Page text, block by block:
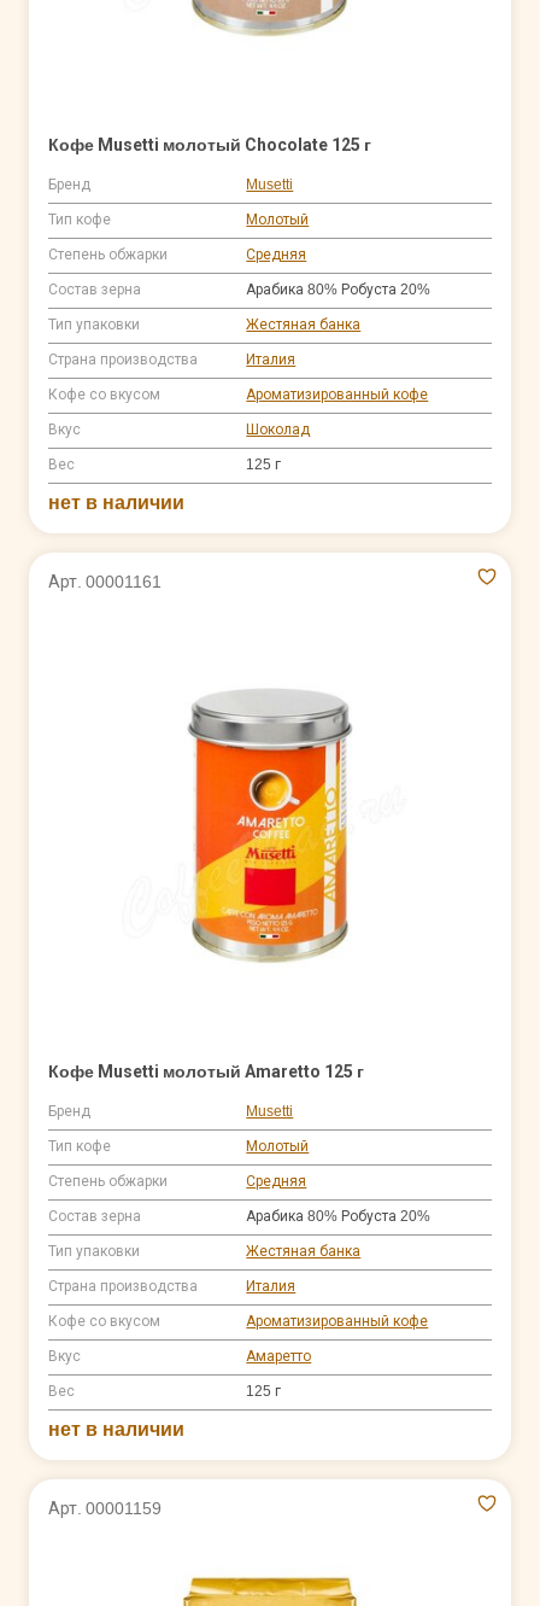
Кофе Musetti молотый Chocolate 125 г
Бренд Musetti
Тип кофе Молотый
Степень обжарки Средняя
Состав зерна Арабика 80% Робуста 20%
Тип упаковки Жестяная банка
Страна производства Италия
Кофе со вкусом Ароматизированный кофе
Вкус Шоколад
Вес 125 г
нет в наличии
Арт. 00001161
Кофе Musetti молотый Amaretto 125 г
Бренд Musetti
Тип кофе Молотый
Степень обжарки Средняя
Состав зерна Арабика 80% Робуста 20%
Тип упаковки Жестяная банка
Страна производства Италия
Кофе со вкусом Ароматизированный кофе
Вкус Амаретто
Вес 125 г
нет в наличии
Арт. 00001159